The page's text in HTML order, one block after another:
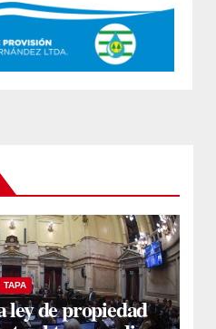
TAPA
ley de propiedad